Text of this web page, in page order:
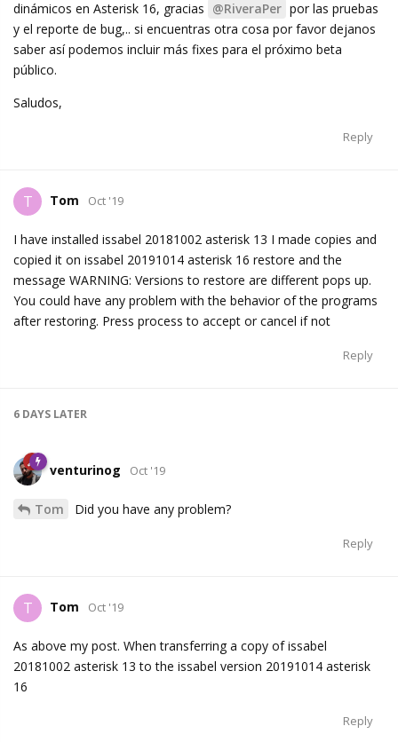
dinámicos en Asterisk 16, gracias @RiveraPer por las pruebas
y el reporte de bug,.. si encuentras otra cosa por favor dejanos
saber así podemos incluir más fixes para el próximo beta
público.
Saludos,
Reply
T Tom Oct '19
I have installed issabel 20181002 asterisk 13 I made copies and
copied it on issabel 20191014 asterisk 16 restore and the
message WARNING: Versions to restore are different pops up.
You could have any problem with the behavior of the programs
after restoring. Press process to accept or cancel if not
Reply
6 DAYS LATER
venturinog Oct '19
Tom Did you have any problem?
Reply
T Tom Oct '19
As above my post. When transferring a copy of issabel
20181002 asterisk 13 to the issabel version 20191014 asterisk
16
Reply